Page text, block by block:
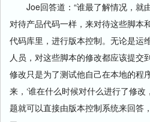
Joe回答道：“谁最了解情况，就
对待产品代码一样，来对待这些脚本
代码库里，进行版本控制。无论是运
人员，对这些脚本的修改都应该提交
修改只是为了测试他自己在本地的程
来，‘谁在什么时候对什么进行了修改
题就可以直接由版本控制系统来回答